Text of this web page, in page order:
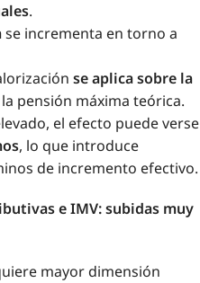
.
se incrementa en torno a
se aplica sobre la
pensión máxima teórica.
el efecto puede verse
, lo que introduce
de incremento efectivo.
e IMV: subidas muy
mayor dimensión